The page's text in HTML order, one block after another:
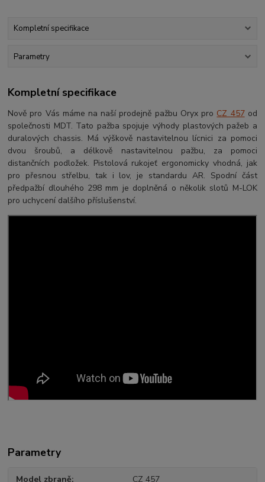
Kompletní specifikace
Parametry
Kompletní specifikace
Nově pro Vás máme na naší prodejně pažbu Oryx pro CZ 457od
společnosti MDT. Tato pažba spojuje výhody plastových pažeb a
duralových chassis. Má výškově nastavitelnou lícnici za pomoci
dvou šroubů, a délkově nastavitelnou pažbu, za pomoci
distančních podložek. Pistolová rukojeť ergonomicky vhodná, jak
pro přesnou střelbu, tak i lov, je standardu AR. Spodní část
předpažbí dlouhého 298 mm je doplněná o několik slotů M-LOK
pro uchycení dalšího příslušenství.
Parametry
Model zbraně CZ 457